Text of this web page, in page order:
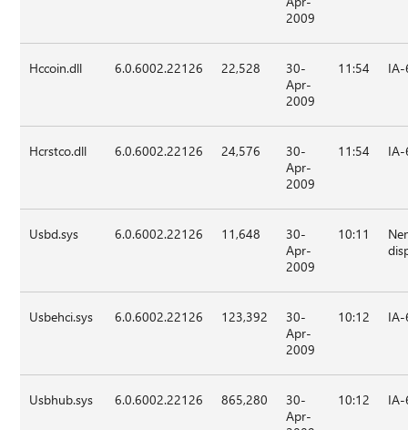
2009
Hccoin.dll 6.0.6002.22126 22,528
30-
Apr-
2009
11:54
Hcrstco.dll 6.0.6002.22126 24,576
30-
Apr-
2009
11:54
Usbd.sys 6.0.6002.22126 11,648
30-
Apr-
2009
10:11
Usbehci.sys 6.0.6002.22126 123,392
30-
Apr-
2009
10:12
Usbhub.sys 6.0.6002.22126 865,280
30-
Apr-
10:12